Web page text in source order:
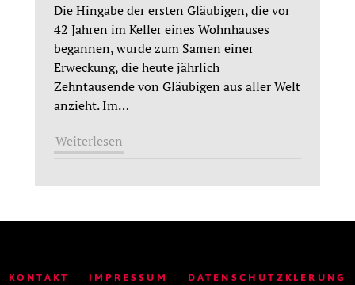
Die Hingabe der ersten Gläubigen, die vor
42 Jahren im Keller eines Wohnhauses
begannen, wurde zum Samen einer
Erweckung, die heute jährlich
Zehntausende von Gläubigen aus aller Welt
anzieht. Im…
Weiterlesen
KONTAKT IMPRESSUM DATENSCHUTZKLERUNG